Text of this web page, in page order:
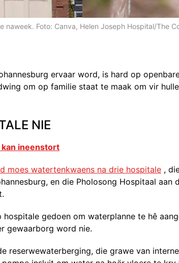
naweek. Foto: Canva, Helen Joseph Hospital/The
ervaar word, is hard op
om op familie staat te maak om vir
NIE
ineenstort
moes watertenkwaens na drie hospitale ,
en die Pholosong Hospitaal aan
gedoen om waterplanne te hê
gewaarborg word nie.
reserwewaterberging, die grawe van